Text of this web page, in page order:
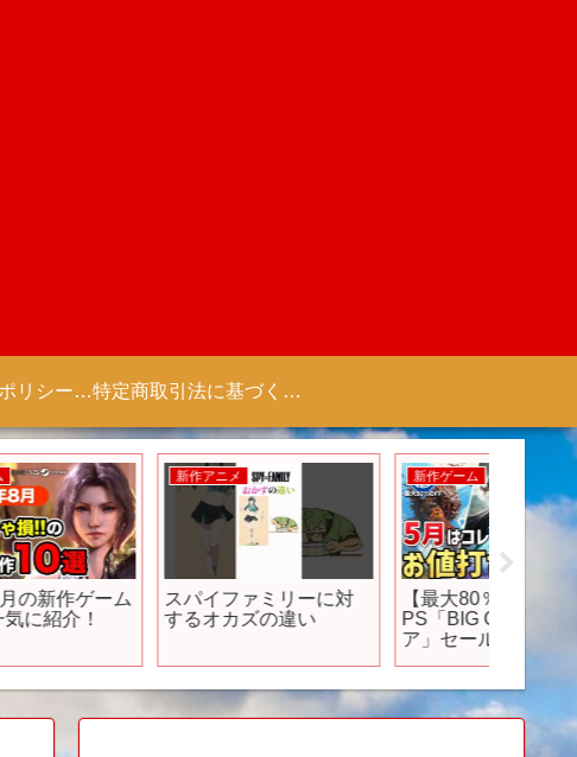
プライバシーポリシー 【Colorful Creation】 特定商取引法に基づく表記（商取引に関する開示）
新作アニメ
スパイファミリーに対
するオカズの違い
新作ゲーム
【最大80％OFF】
PS「BIG GAMESフェ
ア」セールがお得すぎ
【PS5/PS4】
ュー #
タク #
ソン